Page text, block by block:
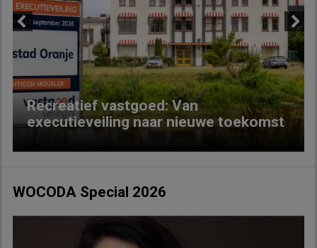
Recreatief vastgoed: Van
executieveiling naar nieuwe toekomst
Next
WOCODA Special 2026